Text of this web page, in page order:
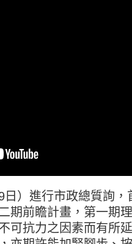
日）進行市政總質詢
期前瞻計畫，第一期
可抗力之因素而有所